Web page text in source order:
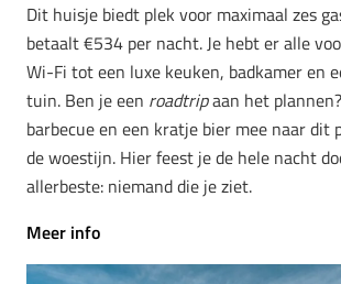
Dit huisje biedt plek voor maximaal zes
betaalt €534 per nacht. Je hebt er alle
Wi-Fi tot een luxe keuken, badkamer en
tuin. Ben je een roadtripaan het
barbecue en een kratje bier mee naar dit
de woestijn. Hier feest je de hele nacht
allerbeste: niemand die je ziet.
Meer info